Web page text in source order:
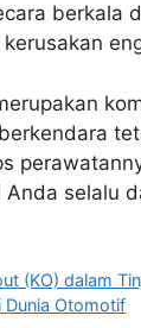
berkala
selalu
(KO) dalam
Dunia Otomotif